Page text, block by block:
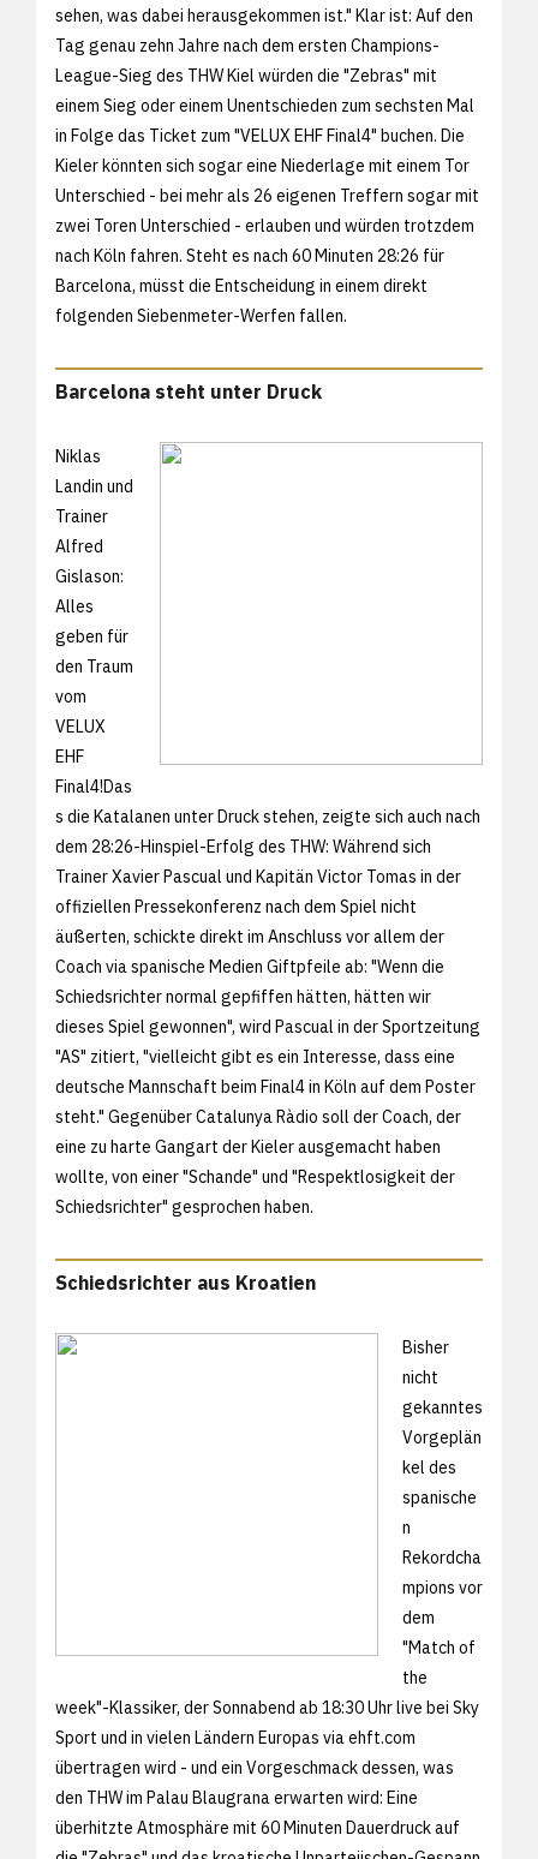
sehen, was dabei herausgekommen ist." Klar ist: Auf den
Tag genau zehn Jahre nach dem ersten Champions-
League-Sieg des THW Kiel würden die "Zebras" mit
einem Sieg oder einem Unentschieden zum sechsten Mal
in Folge das Ticket zum "VELUX EHF Final4" buchen. Die
Kieler könnten sich sogar eine Niederlage mit einem Tor
Unterschied - bei mehr als 26 eigenen Treffern sogar mit
zwei Toren Unterschied - erlauben und würden trotzdem
nach Köln fahren. Steht es nach 60 Minuten 28:26 für
Barcelona, müsst die Entscheidung in einem direkt
folgenden Siebenmeter-Werfen fallen.
Barcelona steht unter Druck
Niklas
Landin und
Trainer
Alfred
Gislason:
Alles
geben für
den Traum
vom
VELUX
EHF
Final4!Das
s die Katalanen unter Druck stehen, zeigte sich auch nach
dem 28:26-Hinspiel-Erfolg des THW: Während sich
Trainer Xavier Pascual und Kapitän Victor Tomas in der
offiziellen Pressekonferenz nach dem Spiel nicht
äußerten, schickte direkt im Anschluss vor allem der
Coach via spanische Medien Giftpfeile ab: "Wenn die
Schiedsrichter normal gepfiffen hätten, hätten wir
dieses Spiel gewonnen", wird Pascual in der Sportzeitung
"AS" zitiert, "vielleicht gibt es ein Interesse, dass eine
deutsche Mannschaft beim Final4 in Köln auf dem Poster
steht." Gegenüber Catalunya Ràdio soll der Coach, der
eine zu harte Gangart der Kieler ausgemacht haben
wollte, von einer "Schande" und "Respektlosigkeit der
Schiedsrichter" gesprochen haben.
Schiedsrichter aus Kroatien
Bisher
nicht
gekanntes
Vorgeplän
kel des
spanische
n
Rekordcha
mpions vor
dem
"Match of
the
week"-Klassiker, der Sonnabend ab 18:30 Uhr live bei Sky
Sport und in vielen Ländern Europas viaehft.com
übertragen wird - und ein Vorgeschmack dessen, was
den THW im Palau Blaugrana erwarten wird: Eine
überhitzte Atmosphäre mit 60 Minuten Dauerdruck auf